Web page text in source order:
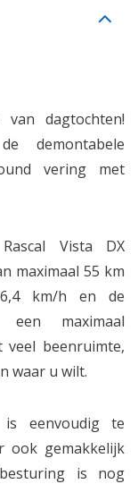
van dagtochten!
demontabele
vering met
Vista DX
maximaal 55 km
km/h en de
een maximaal
beenruimte,
waar u wilt.
is eenvoudig te
ook gemakkelijk
is nog